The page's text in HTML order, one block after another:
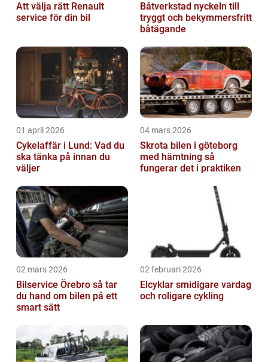
Att välja rätt Renault
service för din bil
Båtverkstad nyckeln till
tryggt och bekymmersfritt
båtägande
01 april 2026
Cykelaffär i Lund: Vad du
ska tänka på innan du
väljer
04 mars 2026
Skrota bilen i göteborg
med hämtning så
fungerar det i praktiken
02 mars 2026
Bilservice Örebro så tar
du hand om bilen på ett
smart sätt
02 februari 2026
Elcyklar smidigare vardag
och roligare cykling